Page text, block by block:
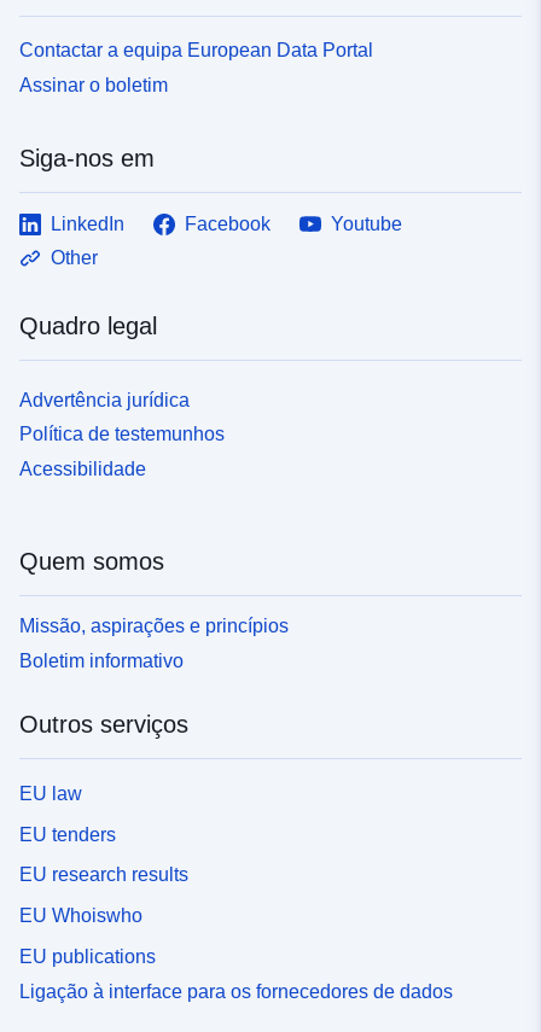
Contactar a equipa European Data Portal
Assinar o boletim
Siga-nos em
LinkedIn Facebook
Youtube
Other
Quadro legal
Advertência jurídica
Política de testemunhos
Acessibilidade
Quem somos
Missão, aspirações e princípios
Boletim informativo
Outros serviços
EU law
EU tenders
EU research results
EU Whoiswho
EU publications
Ligação à interface para os fornecedores de dados